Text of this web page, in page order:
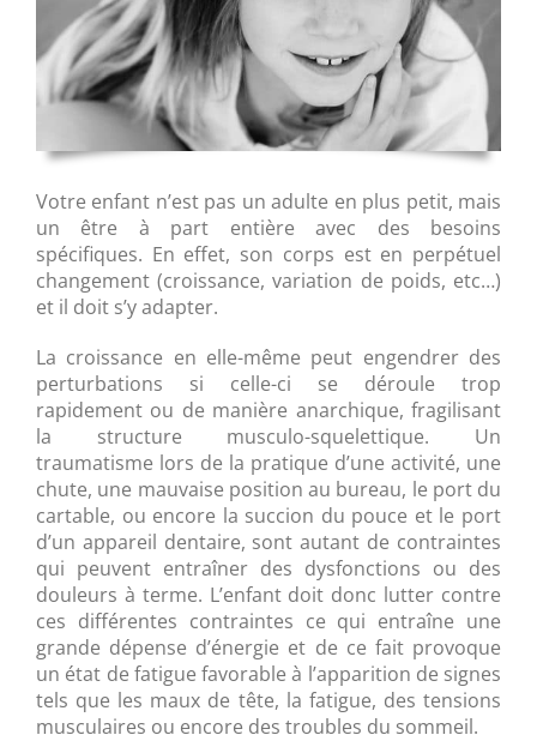
Votre enfant n’est pas un adulte en plus petit, mais
un être à part entière avec des besoins
spécifiques. En effet, son corps est en perpétuel
changement (croissance, variation de poids, etc…)
et il doit s’y adapter.
La croissance en elle-même peut engendrer des
perturbations si celle-ci se déroule trop
rapidement ou de manière anarchique, fragilisant
la structure musculo-squelettique. Un
traumatisme lors de la pratique d’une activité, une
chute, une mauvaise position au bureau, le port du
cartable, ou encore la succion du pouce et le port
d’un appareil dentaire, sont autant de contraintes
qui peuvent entraîner des dysfonctions ou des
douleurs à terme. L’enfant doit donc lutter contre
ces différentes contraintes ce qui entraîne une
grande dépense d’énergie et de ce fait provoque
un état de fatigue favorable à l’apparition de signes
tels que les maux de tête, la fatigue, des tensions
musculaires ou encore des troubles du sommeil.